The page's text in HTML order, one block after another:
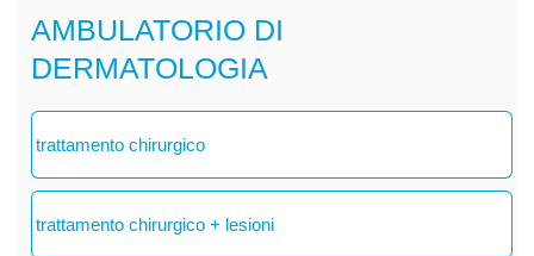
AMBULATORIO DI
DERMATOLOGIA
trattamento chirurgico
trattamento chirurgico + lesioni